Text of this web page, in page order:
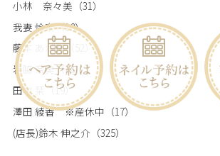
小林 奈々美 （31）
我妻 怜奈（18）
藤本 あかね（52）
岩脇 奈美（52）
田中 栞 （19）
澤田 綾香 ※産休中 （17）
(店長)鈴木 伸之介 （325）